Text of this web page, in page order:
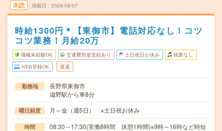
未読 掲載日 2026/08/07
時給1300円＊【東御市】電話対応なし！コツ
コツ業務！月給20万
職種未経験OK 交通費別途支給あり 土日祝日が休み 残業なし
WEB登録OK 派遣
勤務地
長野県東御市
滋野駅から車8分
曜日頻度 月～金（週5日） ※土日祝お休み
時間
08:30～17:30(実働8時間 休憩1時間)※9時～16時など時短